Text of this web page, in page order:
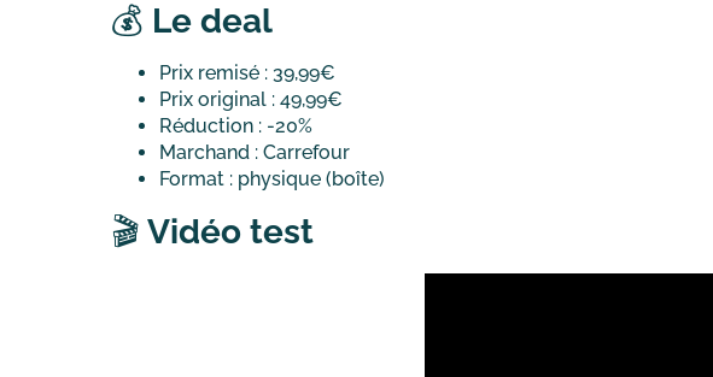
💰 Le deal
Prix remisé : 39,99€
Prix original : 49,99€
Réduction : -20%
Marchand : Carrefour
Format : physique (boîte)
🎬 Vidéo test